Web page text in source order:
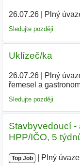
26.07.26| Plný
Sledujte později
Uklízeč/ka
26.07.26| Plný
řemesel a
Sledujte později
Stavbyvedoucí -
HPP/IČO, 5
Top Job Plný